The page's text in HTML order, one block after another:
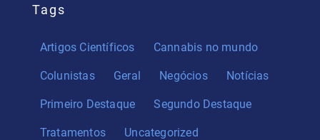
Tags
Artigos Científicos Cannabis no mundo
Colunistas Geral Negócios Notícias
Primeiro Destaque Segundo Destaque
Tratamentos Uncategorized